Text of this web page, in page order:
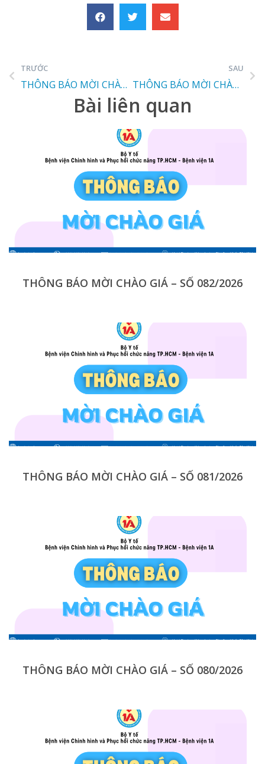
TRƯỚC
THÔNG BÁO MỜI CHÀO GIÁ – SỐ 011/2026
SAU
THÔNG BÁO MỜI CHÀO GIÁ – SỐ 015/2026
Bài liên quan
THÔNG BÁO MỜI CHÀO GIÁ – SỐ 082/2026
THÔNG BÁO MỜI CHÀO GIÁ – SỐ 081/2026
THÔNG BÁO MỜI CHÀO GIÁ – SỐ 080/2026